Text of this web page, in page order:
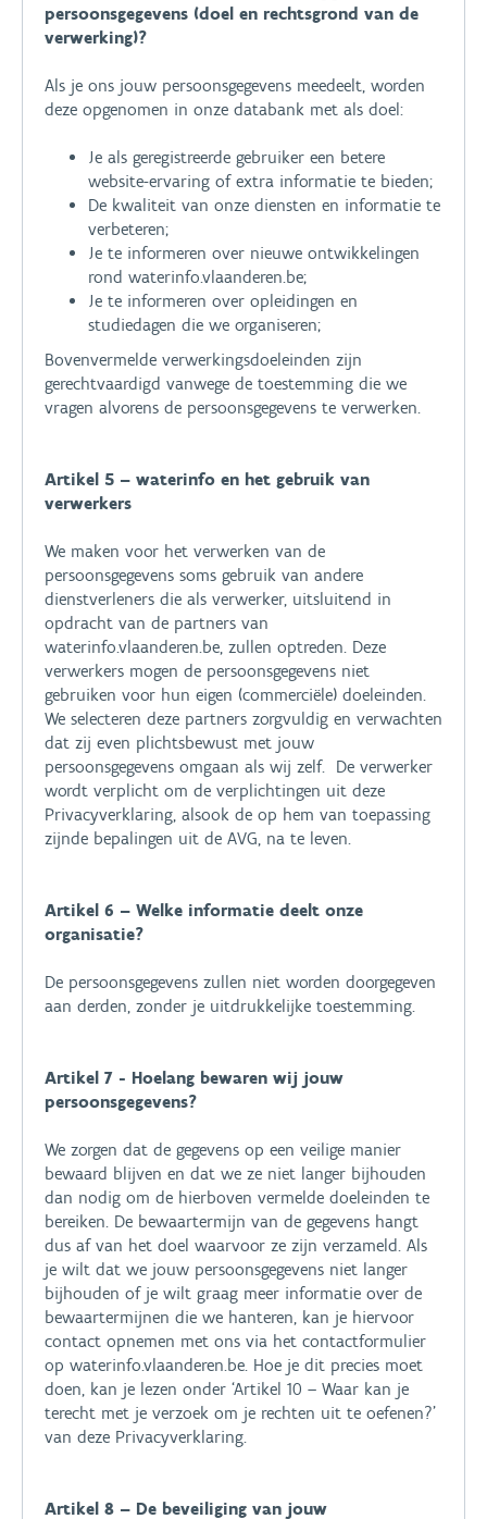
persoonsgegevens (doel en rechtsgrond van de
verwerking)?
Als je ons jouw persoonsgegevens meedeelt, worden
deze opgenomen in onze databank met als doel:
Je als geregistreerde gebruiker een betere
website-ervaring of extra informatie te bieden;
De kwaliteit van onze diensten en informatie te
verbeteren;
Je te informeren over nieuwe ontwikkelingen
rond waterinfo.vlaanderen.be;
Je te informeren over opleidingen en
studiedagen die we organiseren;
Bovenvermelde verwerkingsdoeleinden zijn
gerechtvaardigd vanwege de toestemming die we
vragen alvorens de persoonsgegevens te verwerken.
Artikel 5 – waterinfo en het gebruik van
verwerkers
We maken voor het verwerken van de
persoonsgegevens soms gebruik van andere
dienstverleners die als verwerker, uitsluitend in
opdracht van de partners van
waterinfo.vlaanderen.be, zullen optreden. Deze
verwerkers mogen de persoonsgegevens niet
gebruiken voor hun eigen (commerciële) doeleinden.
We selecteren deze partners zorgvuldig en verwachten
dat zij even plichtsbewust met jouw
persoonsgegevens omgaan als wij zelf. De verwerker
wordt verplicht om de verplichtingen uit deze
Privacyverklaring, alsook de op hem van toepassing
zijnde bepalingen uit de AVG, na te leven.
Artikel 6 – Welke informatie deelt onze
organisatie?
De persoonsgegevens zullen niet worden doorgegeven
aan derden, zonder je uitdrukkelijke toestemming.
Artikel 7 - Hoelang bewaren wij jouw
persoonsgegevens?
We zorgen dat de gegevens op een veilige manier
bewaard blijven en dat we ze niet langer bijhouden
dan nodig om de hierboven vermelde doeleinden te
bereiken. De bewaartermijn van de gegevens hangt
dus af van het doel waarvoor ze zijn verzameld. Als
je wilt dat we jouw persoonsgegevens niet langer
bijhouden of je wilt graag meer informatie over de
bewaartermijnen die we hanteren, kan je hiervoor
contact opnemen met ons via het contactformulier
op waterinfo.vlaanderen.be. Hoe je dit precies moet
doen, kan je lezen onder ‘Artikel 10 – Waar kan je
terecht met je verzoek om je rechten uit te oefenen?’
van deze Privacyverklaring.
Artikel 8 – De beveiliging van jouw